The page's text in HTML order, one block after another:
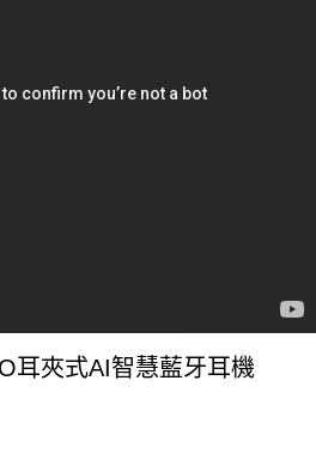
耳夾式AI智慧藍牙耳機